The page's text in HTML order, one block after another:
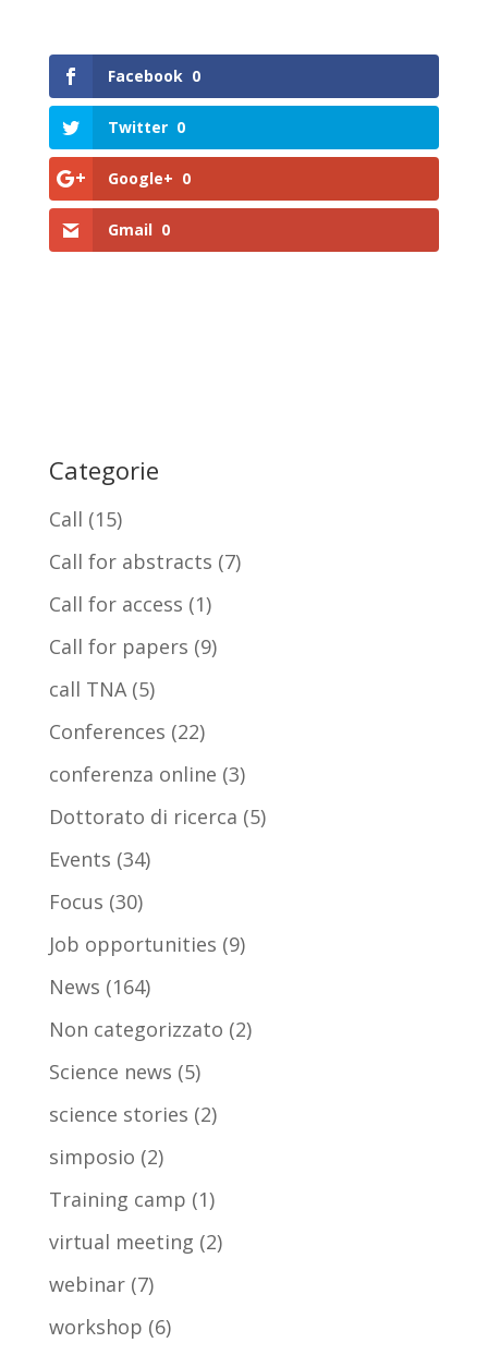
Facebook 0
Twitter 0
Google+ 0
Gmail 0
Categorie
Call (15)
Call for abstracts (7)
Call for access (1)
Call for papers (9)
call TNA(5)
Conferences (22)
conferenza online (3)
Dottorato di ricerca (5)
Events (34)
Focus (30)
Job opportunities (9)
News (164)
Non categorizzato (2)
Science news (5)
science stories (2)
simposio (2)
Training camp (1)
virtual meeting (2)
webinar(7)
workshop (6)